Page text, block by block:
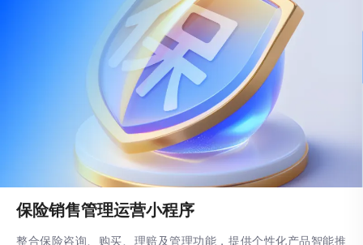
保险销售管理运营小程序
整合保险咨询、购买、理赔及管理功能，提供个性化产品智能推